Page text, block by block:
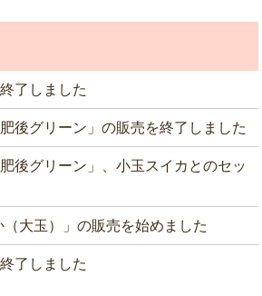
了しました
後グリーン」の販売を終了しました
後グリーン」、小玉スイカとのセッ
大玉）」の販売を始めました
了しました